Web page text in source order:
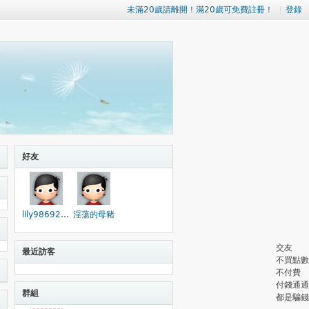
未滿20歲請離開！滿20歲可免費註冊！ 登錄
好友
lily98692003 淫蕩的母豬
最近訪客
群組
交友
不買點數
不付費
付錢通通
都是騙錢